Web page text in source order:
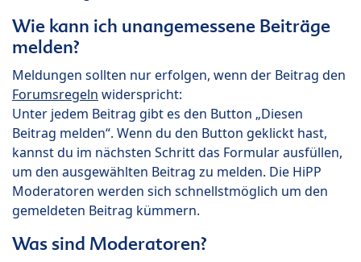
Wie kann ich unangemessene Beiträge
melden?
Meldungen sollten nur erfolgen, wenn der Beitrag den
Forumsregeln widerspricht:
Unter jedem Beitrag gibt es den Button „Diesen
Beitrag melden“. Wenn du den Button geklickt hast,
kannst du im nächsten Schritt das Formular ausfüllen,
um den ausgewählten Beitrag zu melden. Die HiPP
Moderatoren werden sich schnellstmöglich um den
gemeldeten Beitrag kümmern.
Was sind Moderatoren?